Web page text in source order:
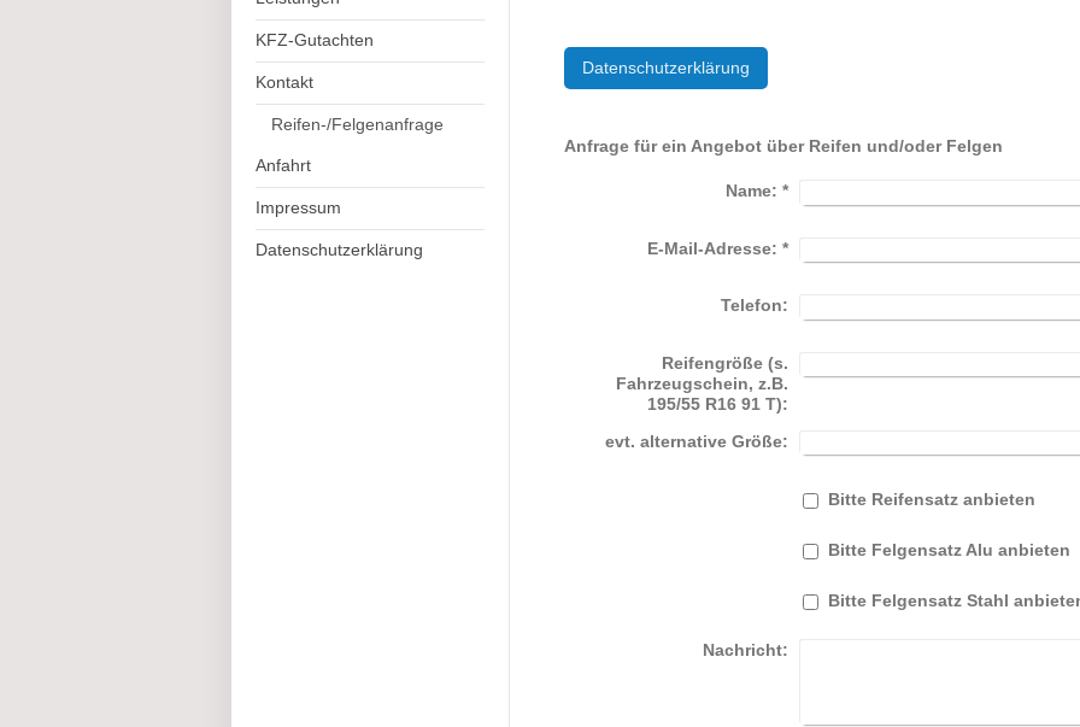
KFZ-Gutachten
Kontakt
Reifen-/Felgenanfrage
Anfahrt
Impressum
Datenschutzerklärung
Datenschutzerklärung
Anfrage für ein Angebot über Reifen und/oder Felgen
Name: *
E-Mail-Adresse: *
Telefon:
Reifengröße (s.
Fahrzeugschein, z.B.
195/55 R16 91 T):
evt. alternative Größe:
Bitte Reifensatz anbieten
Bitte Felgensatz Alu anbieten
Bitte Felgensatz Stahl
Nachricht: